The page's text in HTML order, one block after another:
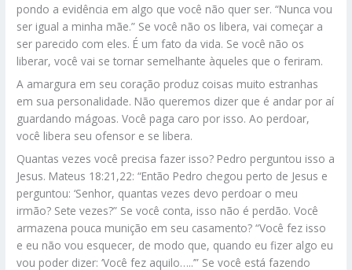
pondo a evidência em algo que você não quer ser. “Nunca vou
ser igual a minha mãe.” Se você não os libera, vai começar a
ser parecido com eles. É um fato da vida. Se você não os
liberar, você vai se tornar semelhante àqueles que o feriram.
A amargura em seu coração produz coisas muito estranhas
em sua personalidade. Não queremos dizer que é andar por aí
guardando mágoas. Você paga caro por isso. Ao perdoar,
você libera seu ofensor e se libera.
Quantas vezes você precisa fazer isso? Pedro perguntou isso a
Jesus. Mateus 18:21,22: “Então Pedro chegou perto de Jesus e
perguntou: ‘Senhor, quantas vezes devo perdoar o meu
irmão? Sete vezes?” Se você conta, isso não é perdão. Você
armazena pouca munição em seu casamento? “Você fez isso
e eu não vou esquecer, de modo que, quando eu fizer algo eu
vou poder dizer: ‘Você fez aquilo…..’” Se você está fazendo